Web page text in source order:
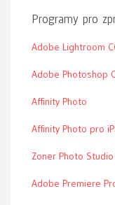
Programy pro
Adobe Lightroom
Adobe Photoshop
Affinity Photo
Affinity Photo pro
Zoner Photo
Adobe Premiere